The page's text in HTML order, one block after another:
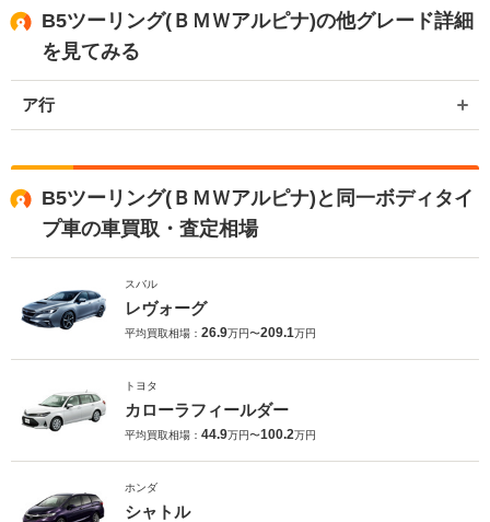
B5ツーリング(ＢＭＷアルピナ)の他グレード詳細
を見てみる
ア行
B5ツーリング(ＢＭＷアルピナ)と同一ボディタイ
プ車の車買取・査定相場
スバル
レヴォーグ
平均買取相場： 26.9万円〜209.1万円
トヨタ
カローラフィールダー
平均買取相場： 44.9万円〜100.2万円
ホンダ
シャトル